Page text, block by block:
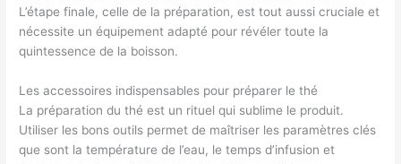
L’étape finale, celle de la préparation, est tout aussi cruciale et
nécessite un équipement adapté pour révéler toute la
quintessence de la boisson.
Les accessoires indispensables pour préparer le thé
La préparation du thé est un rituel qui sublime le produit.
Utiliser les bons outils permet de maîtriser les paramètres clés
que sont la température de l’eau, le temps d’infusion et